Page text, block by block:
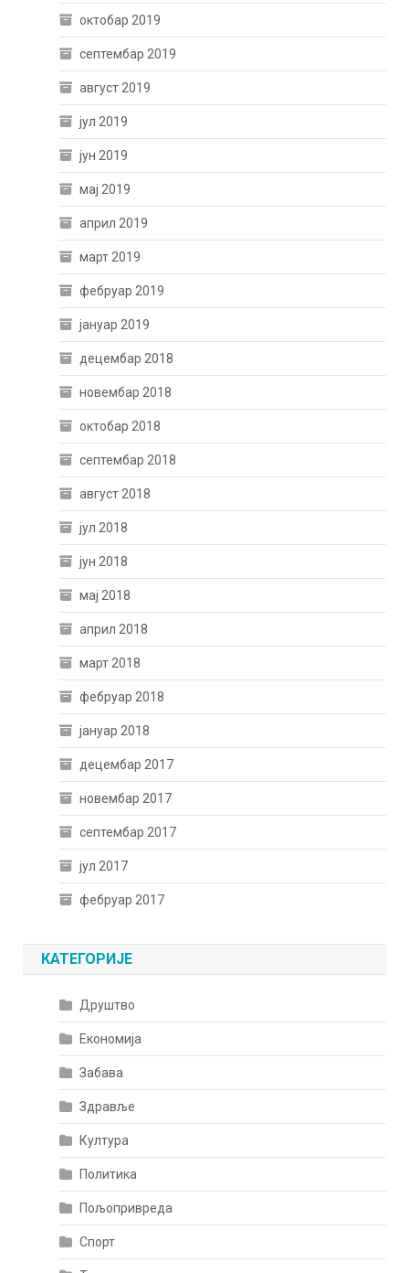
октобар 2019
септембар 2019
август 2019
јул 2019
јун 2019
мај 2019
април 2019
март 2019
фебруар 2019
јануар 2019
децембар 2018
новембар 2018
октобар 2018
септембар 2018
август 2018
јул 2018
јун 2018
мај 2018
април 2018
март 2018
фебруар 2018
јануар 2018
децембар 2017
новембар 2017
септембар 2017
јул 2017
фебруар 2017
КАТЕГОРИЈЕ
Друштво
Економија
Забава
Здравље
Култура
Политика
Пољопривреда
Спорт